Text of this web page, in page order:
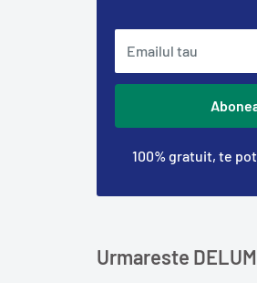
Emailul tau
100% gratuit, te
Urmareste